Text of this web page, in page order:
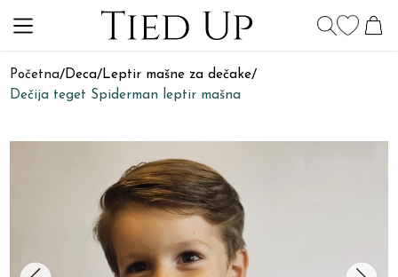
Početna/Deca/Leptir mašne za dečake/
Dečija teget Spiderman leptir mašna